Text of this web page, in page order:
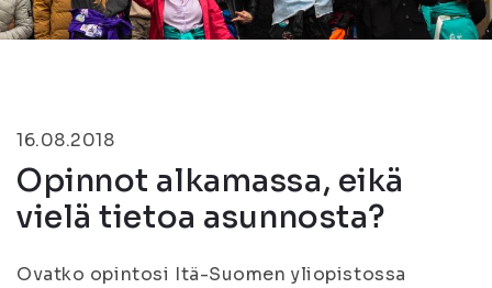
16.08.2018
Opinnot alkamassa, eikä
vielä tietoa asunnosta?
Ovatko opintosi Itä-Suomen yliopistossa